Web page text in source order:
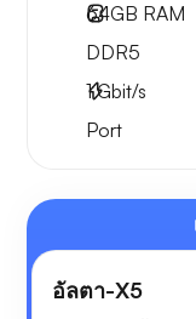
64GB RAM
DDR5
1Gbit/s
Port
อัลตา-X5